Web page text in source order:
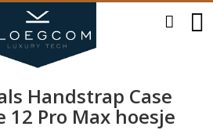
Handstrap Case
12 Pro Max hoesje